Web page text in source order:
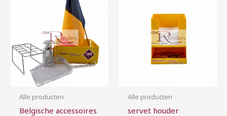
Alle producten
Belgische accessoires
tot
€45,00
Alle producten
servet houder
€25,00